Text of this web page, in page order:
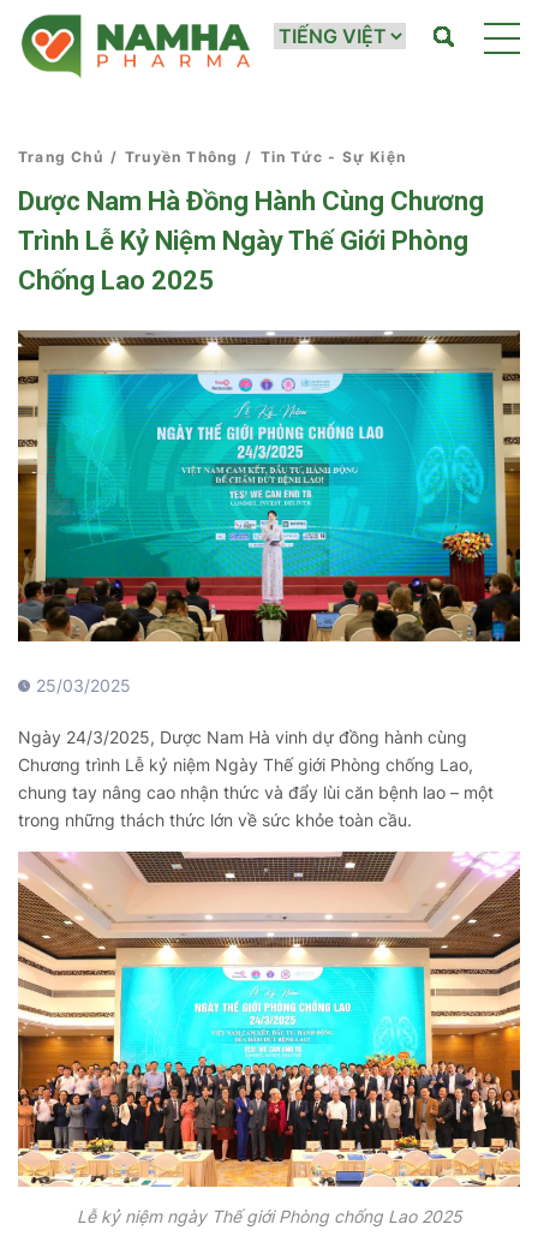
Trang Chủ / Truyền Thông / Tin Tức - Sự Kiện
Dược Nam Hà Đồng Hành Cùng Chương
Trình Lễ Kỷ Niệm Ngày Thế Giới Phòng
Chống Lao 2025
25/03/2025
Ngày 24/3/2025, Dược Nam Hà vinh dự đồng hành cùng
Chương trình Lễ kỷ niệm Ngày Thế giới Phòng chống Lao,
chung tay nâng cao nhận thức và đẩy lùi căn bệnh lao – một
trong những thách thức lớn về sức khỏe toàn cầu.
Lễ kỷ niệm ngày Thế giới Phòng chống Lao 2025